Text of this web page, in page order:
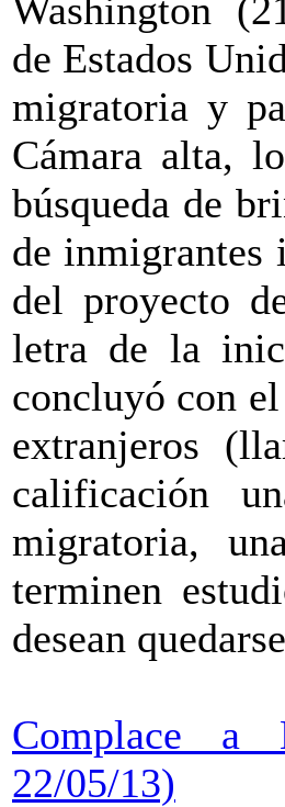
Washington
de Estados
migratoria y
Cámara alta,
búsqueda de
de inmigrantes
del proyecto
letra de la
concluyó con
extranjeros
calificación
migratoria,
terminen
desean
Complace a
22/05/13)